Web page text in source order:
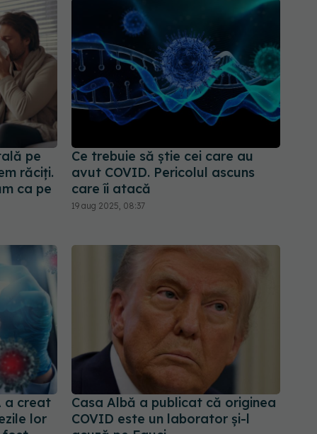
pe
răciți.
ca pe
Ce trebuie să știe cei care au
avut COVID. Pericolul ascuns
care îi atacă
19 aug 2025, 08:37
a creat
lor
Casa Albă a publicat că originea
COVID este un laborator și-l